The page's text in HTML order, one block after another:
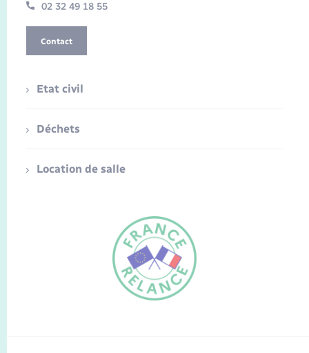
02 32 49 18 55
Contact
Etat civil
Déchets
Location de salle